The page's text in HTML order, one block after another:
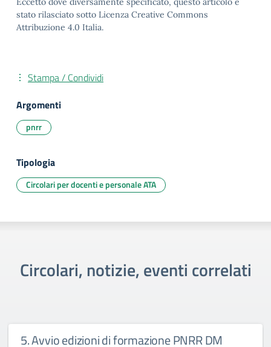
stato rilasciato sotto Licenza Creative Commons
Attribuzione 4.0 Italia.
Stampa / Condividi
Argomenti
pnrr
Tipologia
Circolari per docenti e personale ATA
Circolari, notizie, eventi correlati
5. Avvio edizioni di formazione PNRR DM